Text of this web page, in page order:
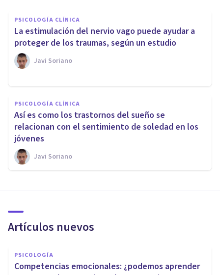
PSICOLOGÍA CLÍNICA
La estimulación del nervio vago puede ayudar a
proteger de los traumas, según un estudio
Javi Soriano
PSICOLOGÍA CLÍNICA
Así es como los trastornos del sueño se
relacionan con el sentimiento de soledad en los
jóvenes
Javi Soriano
Artículos nuevos
PSICOLOGÍA
Competencias emocionales: ¿podemos aprender